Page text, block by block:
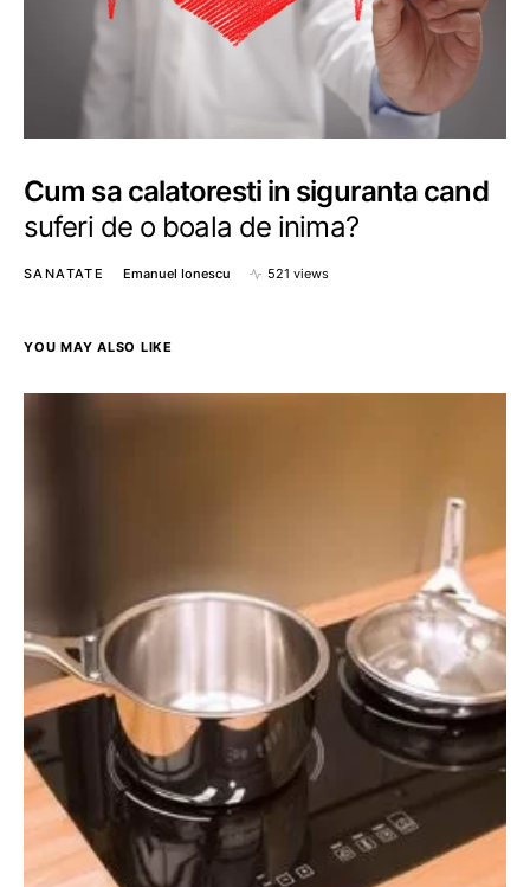
Cum sa calatoresti in siguranta cand
suferi de o boala de inima?
SANATATE Emanuel Ionescu 521 views
YOU MAY ALSO LIKE